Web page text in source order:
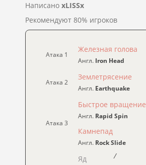
Написано xLISSx
Рекомендуют 80% игроков
Атака 1
Железная голова
Англ. Iron Head
Атака 2
Землетрясение
Англ. Earthquake
Атака 3
Быстрое вращение
Англ. Rapid Spin
Камнепад
Англ. Rock Slide
Яд /